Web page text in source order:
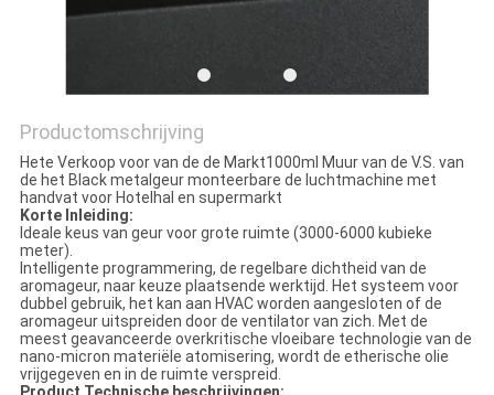
Productomschrijving
Hete Verkoop voor van de de Markt1000ml Muur van de V.S. van
de het Black metalgeur monteerbare de luchtmachine met
handvat voor Hotelhal en supermarkt
Korte Inleiding:
Ideale keus van geur voor grote ruimte (3000-6000 kubieke
meter).
Intelligente programmering, de regelbare dichtheid van de
aromageur, naar keuze plaatsende werktijd. Het systeem voor
dubbel gebruik, het kan aan HVAC worden aangesloten of de
aromageur uitspreiden door de ventilator van zich. Met de
meest geavanceerde overkritische vloeibare technologie van de
nano-micron materiële atomisering, wordt de etherische olie
vrijgegeven en in de ruimte verspreid.